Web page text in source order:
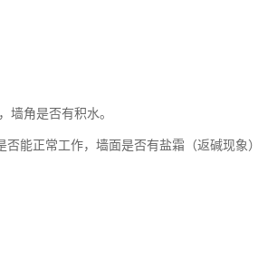
墙角是否有积水。
能正常工作，墙面是否有盐霜（返碱现象）